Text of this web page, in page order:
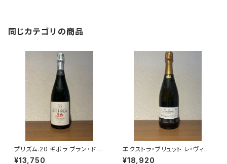
同じカテゴリの商品
プリズム.20 ギボラ ブラン・ド・
ブラン シャンパーニュ グラン・ク
¥13,750
エクストラ・ブリュット レ・ヴィー
ニュ・ドートルフォワ 2021 ラエ
¥18,920